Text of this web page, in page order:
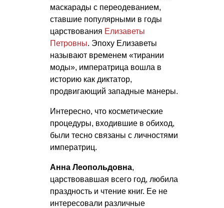
маскарады с переодеванием,
ставшие популярными в годы
царствования Елизаветы
Петровны. Эпоху Елизаветы
называют временем «тирании
моды», императрица вошла в
историю как диктатор,
продвигающий западные манеры.
Интересно, что косметические
процедуры, входившие в обиход,
были тесно связаны с личностями
императриц.
Анна Леопольдовна,
царствовавшая всего год, любила
праздность и чтение книг. Ее не
интересовали различные